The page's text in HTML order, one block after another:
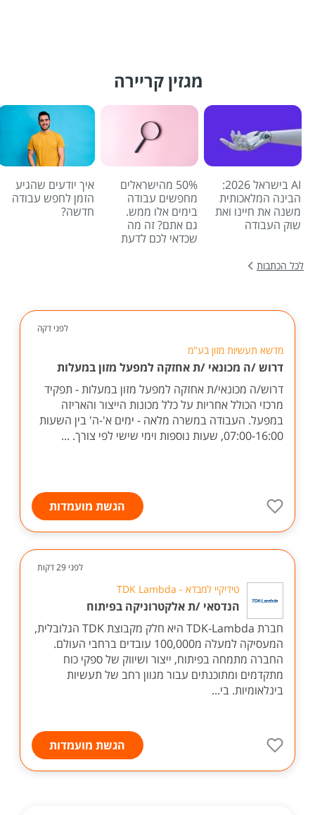
מגזין קריירה
AI בישראל 2026:
הבינה המלאכותית
משנה את חיינו ואת
שוק העבודה
50% מהישראלים
מחפשים עבודה
בימים אלו ממש.
גם אתם? זה מה
שכדאי לכם לדעת
איך יודעים שהגיע
הזמן לחפש עבודה
חדשה?
לכל הכתבות
לפני דקה
מדשא תעשיות מזון בע"מ
דרוש /ה מכונאי /ת אחזקה למפעל מזון במעלות
דרוש/ה מכונאי/ת אחזקה למפעל מזון במעלות - תפקיד
מרכזי הכולל אחריות על כלל מכונות הייצור והאריזה
במפעל. העבודה במשרה מלאה - ימים א'-ה' בין השעות
07:00-16:00, שעות נוספות וימי שישי לפי צורך. ...
הגשת מועמדות
לפני 29 דקות
טידיקיי למבדא - TDK Lambda
הנדסאי /ת אלקטרוניקה בפיתוח
חברת TDK-Lambda היא חלק מקבוצת TDK הגלובלית,
המעסיקה למעלה מ100,000 עובדים ברחבי העולם.
החברה מתמחה בפיתוח, ייצור ושיווק של ספקי כוח
מתקדמים ומתוכנתים עבור מגוון רחב של תעשיות
בינלאומיות. בי...
הגשת מועמדות